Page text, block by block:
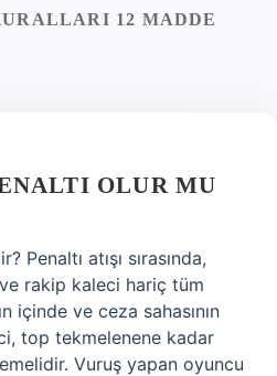
12 MADDE
OLUR MU
Penaltı atışı sırasında,
rakip kaleci hariç tüm
içinde ve ceza sahasının
top tekmelenene kadar
Vuruş yapan oyuncu